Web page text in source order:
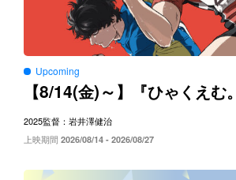
Upcoming
【8/14(金)～】『ひゃくえむ
2025監督：岩井澤健治
上映期間 2026/08/14 - 2026/08/27